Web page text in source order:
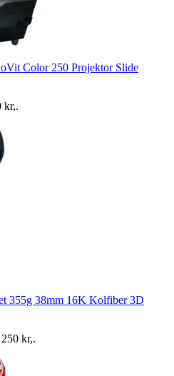
Color 250 Projektor Slide
kr,.
355g 38mm 16K Kolfiber 3D
250 kr,.